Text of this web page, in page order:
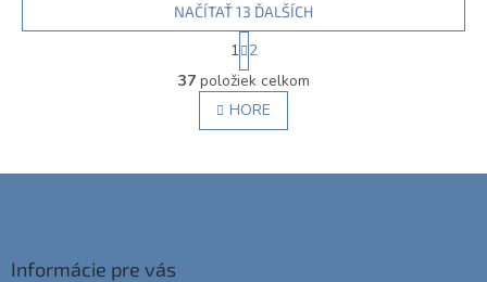
O
v
l
á
a
NAČÍTAŤ 13 ĎALŠÍCH
S
t
r
á
n
k
1 2
37položiek celkom
HORE
Informácie pre vás